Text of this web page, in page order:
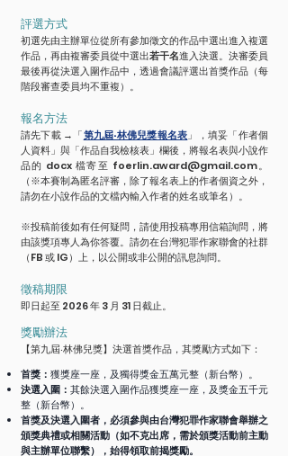
評選方式
初選先由主辦單位從所有參加徵文的作品中選出進入複選
作品，再由複審委員從中選出若干名進入決選。決審委員
最後再從決選入圍作品中，透過會議評選出首獎作品（每
階段審查委員均不重複）。
報名方法
請先下載 →「第九屆·林佛兒獎報名表 」，填妥「作者個
人資料」與「作品自我檢核表」欄後，將報名表與小說作
品的 docx 檔寄至 foerlin.award@gmail.com。
（※本賽制為匿名評審，除了報名表上的作者個資之外，
請勿在小說作品的文檔內輸入作者的姓名或筆名）。
※投稿前後如有任何疑問，請使用投稿專用信箱詢問，將
由該獎項專人為你答覆。請勿在台灣犯罪作家聯會的社群
（FB 或 IG）上，以公開或非公開的訊息詢問。
徵稿期限
即日起至 2026 年 3 月 31 日截止。
獎勵辦法
【第九屆‧林佛兒獎】決選首獎作品，其獎勵方式如下：
首獎： 獲獎座一座，及獨得獎金五萬元整（新台幣）。
決選入圍： 其餘決選入圍作品獲獎座一座，及獎金五千元
整（新台幣）。
首獎及決選入圍者，必須參與由台灣犯罪作家聯會舉辦之
頒獎典禮或相關活動（如不克出席，需於頒獎活動前主動
與主辦單位聯繫），始得領取前揭獎勵。